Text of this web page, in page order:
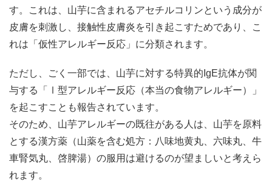
す。これは、山芋に含まれるアセチルコリンという成分が
皮膚を刺激し、接触性皮膚炎を引き起こすためであり、こ
れは「仮性アレルギー反応」に分類されます。
ただし、ごく一部では、山芋に対する特異的IgE抗体が関
与する「Ⅰ型アレルギー反応（本当の食物アレルギー）」
を起こすことも報告されています。
そのため、山芋アレルギーの既往がある人は、山芋を原料
とする漢方薬（山薬を含む処方：八味地黄丸、六味丸、牛
車腎気丸、啓脾湯）の服用は避けるのが望ましいと考えら
れます。